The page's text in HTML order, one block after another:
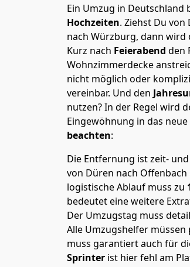
Ein Umzug in
Hochzeiten. Ziehst Du
nach Würzburg, dann
Kurz nach Feierabend den
Wohnzimmerdecke
nicht möglich oder
vereinbar. Und den
nutzen? In der Regel wird
Eingewöhnung in das
beachten:
Die Entfernung ist zeit-
von Düren nach
logistische Ablauf muss zu
bedeutet eine weitere
Der Umzugstag muss
Alle Umzugshelfer
muss garantiert auch für
Sprinter ist hier fehl am